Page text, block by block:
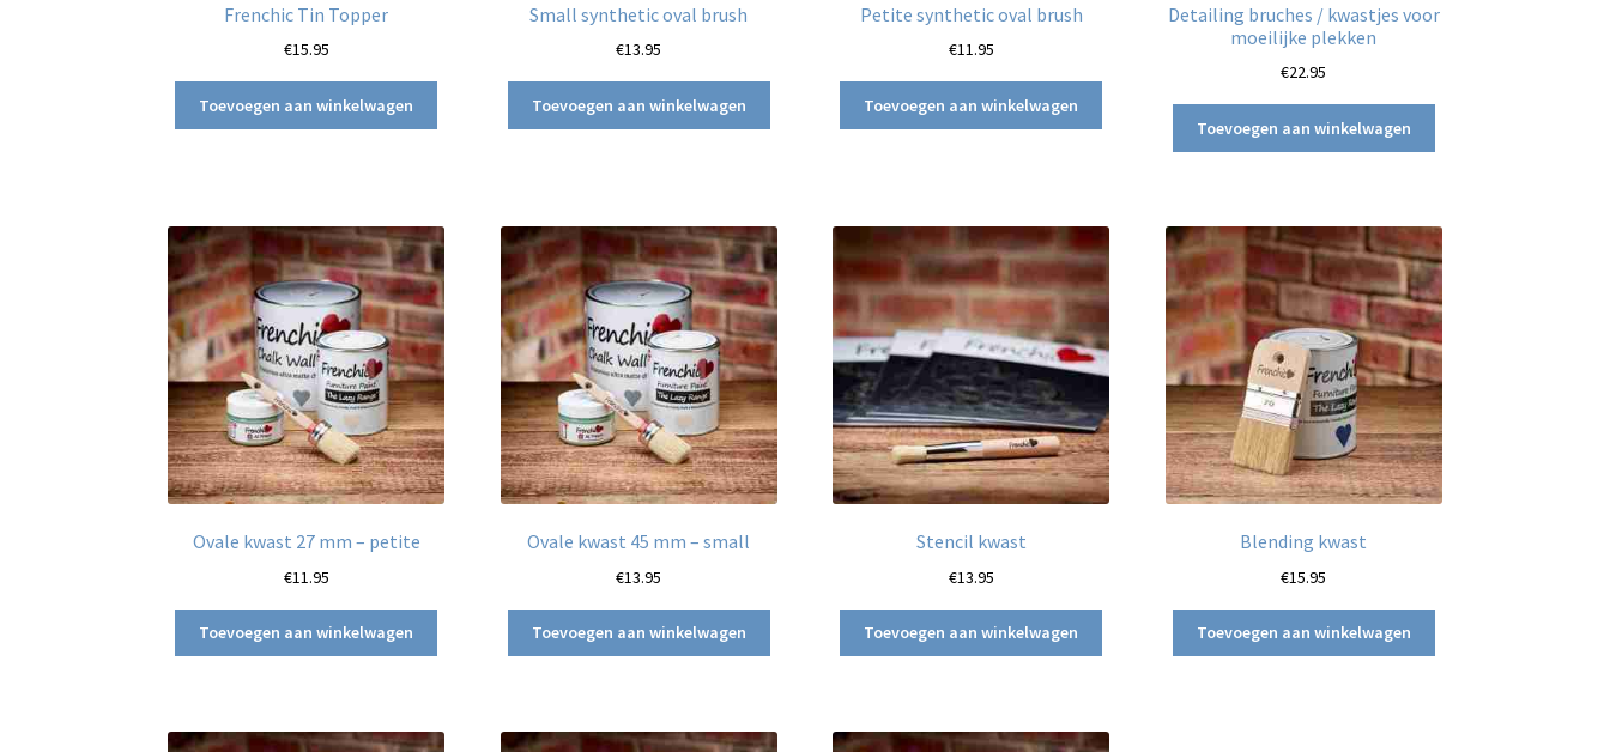
Frenchic Tin Topper
€15.95
Toevoegen aan winkelwagen
Small synthetic oval brush
€13.95
Toevoegen aan winkelwagen
Petite synthetic oval brush
€11.95
Toevoegen aan winkelwagen
Detailing bruches / kwastjes voor
moeilijke plekken
€22.95
Toevoegen aan winkelwagen
Ovale kwast 27 mm – petite
€11.95
Toevoegen aan winkelwagen
Ovale kwast 45 mm – small
€13.95
Toevoegen aan winkelwagen
Stencil kwast
€13.95
Toevoegen aan winkelwagen
Blending kwast
€15.95
Toevoegen aan winkelwagen